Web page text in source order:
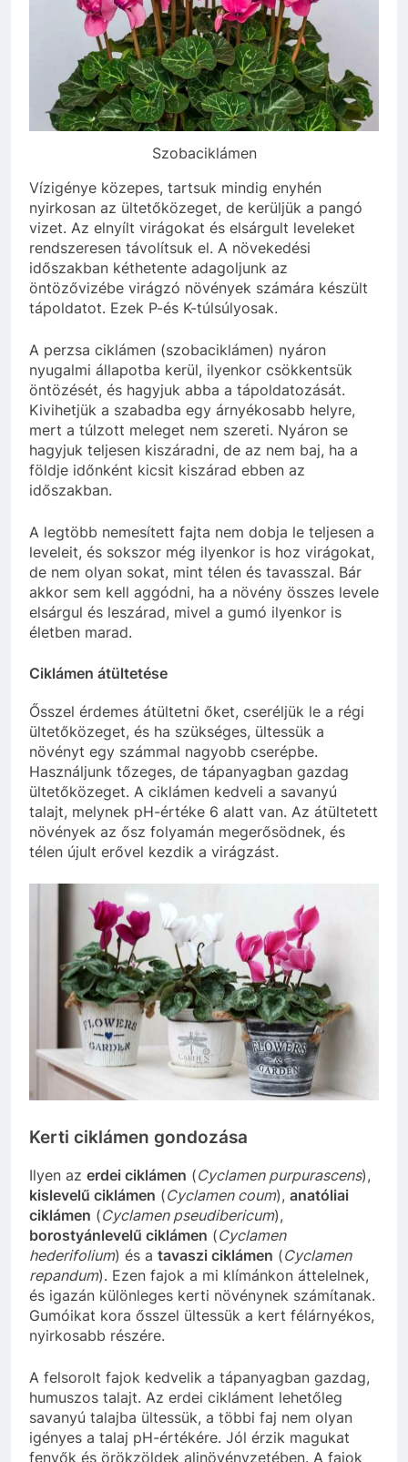
Szobaciklámen
Vízigénye közepes, tartsuk mindig enyhén
nyirkosan az ültetőközeget, de kerüljük a pangó
vizet. Az elnyílt virágokat és elsárgult leveleket
rendszeresen távolítsuk el. A növekedési
időszakban kéthetente adagoljunk az
öntözővizébe virágzó növények számára készült
tápoldatot. Ezek P-és K-túlsúlyosak.
A perzsa ciklámen (szobaciklámen) nyáron
nyugalmi állapotba kerül, ilyenkor csökkentsük
öntözését, és hagyjuk abba a tápoldatozását.
Kivihetjük a szabadba egy árnyékosabb helyre,
mert a túlzott meleget nem szereti. Nyáron se
hagyjuk teljesen kiszáradni, de az nem baj, ha a
földje időnként kicsit kiszárad ebben az
időszakban.
A legtöbb nemesített fajta nem dobja le teljesen a
leveleit, és sokszor még ilyenkor is hoz virágokat,
de nem olyan sokat, mint télen és tavasszal. Bár
akkor sem kell aggódni, ha a növény összes levele
elsárgul és leszárad, mivel a gumó ilyenkor is
életben marad.
Ciklámen átültetése
Ősszel érdemes átültetni őket, cseréljük le a régi
ültetőközeget, és ha szükséges, ültessük a
növényt egy számmal nagyobb cserépbe.
Használjunk tőzeges, de tápanyagban gazdag
ültetőközeget. A ciklámen kedveli a savanyú
talajt, melynek pH-értéke 6 alatt van. Az átültetett
növények az ősz folyamán megerősödnek, és
télen újult erővel kezdik a virágzást.
Kerti ciklámen gondozása
Ilyen az erdei ciklámen (Cyclamen purpurascens),
kislevelű ciklámen (Cyclamen coum), anatóliai
ciklámen (Cyclamen pseudibericum),
borostyánlevelű ciklámen (Cyclamen
hederifolium) és a tavaszi ciklámen (Cyclamen
repandum). Ezen fajok a mi klímánkon áttelelnek,
és igazán különleges kerti növénynek számítanak.
Gumóikat kora ősszel ültessük a kert félárnyékos,
nyirkosabb részére.
A felsorolt fajok kedvelik a tápanyagban gazdag,
humuszos talajt. Az erdei cikláment lehetőleg
savanyú talajba ültessük, a többi faj nem olyan
igényes a talaj pH-értékére. Jól érzik magukat
fenyők és örökzöldek aljnövényzetében. A fajok